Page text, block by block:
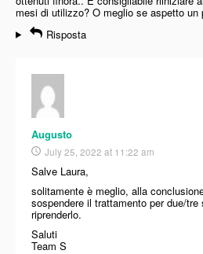
mesi di utilizzo? O meglio se aspetto un
Risposta
Augusto
July 25, 2022 at 11:22 am
Salve Laura,
solitamente è meglio, alla
sospendere il trattamento per due/
riprenderlo.
Saluti
Team S